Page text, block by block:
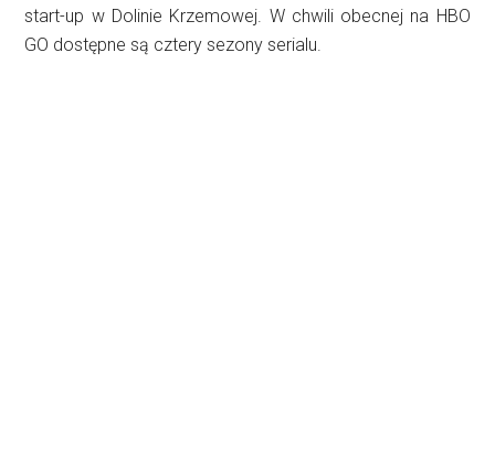
start-up w Dolinie Krzemowej. W chwili obecnej na HBO
GO dostępne są cztery sezony serialu.